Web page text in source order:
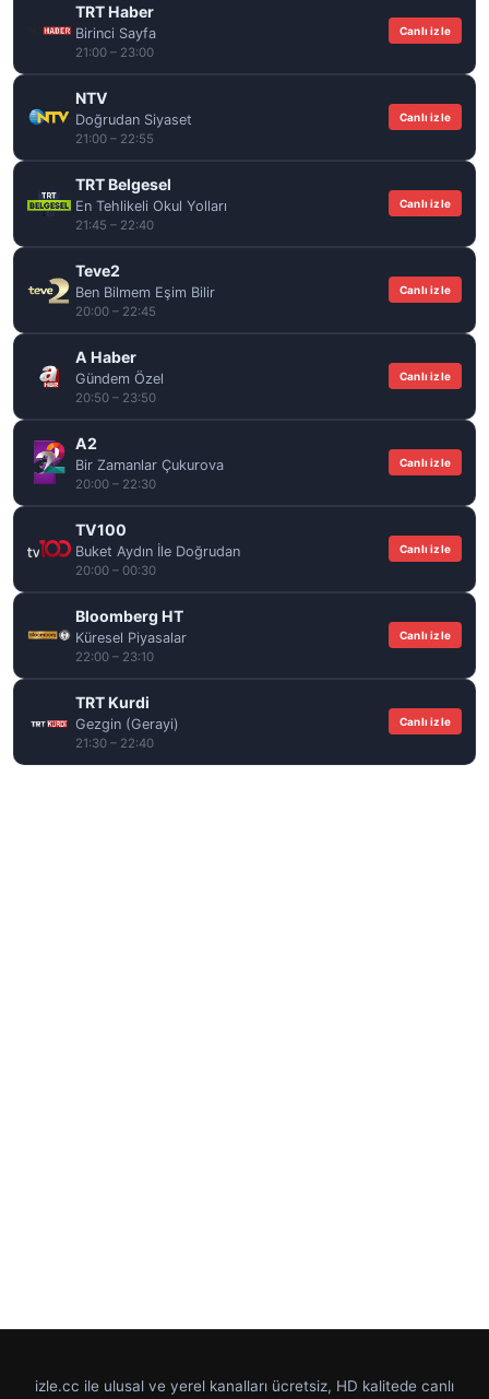
TRT Haber
Birinci Sayfa
21:00 – 23:00
Canlı izle
NTV
Doğrudan Siyaset
21:00 – 22:55
Canlı izle
TRT Belgesel
En Tehlikeli Okul Yolları
21:45 – 22:40
Canlı izle
Teve2
Ben Bilmem Eşim Bilir
20:00 – 22:45
Canlı izle
A Haber
Gündem Özel
20:50 – 23:50
Canlı izle
A2
Bir Zamanlar Çukurova
20:00 – 22:30
Canlı izle
TV100
Buket Aydın İle Doğrudan
20:00 – 00:30
Canlı izle
Bloomberg HT
Küresel Piyasalar
22:00 – 23:10
Canlı izle
TRT Kurdi
Gezgin (Gerayi)
21:30 – 22:40
Canlı izle
izle.cc ile ulusal ve yerel kanalları ücretsiz, HD kalitede canlı